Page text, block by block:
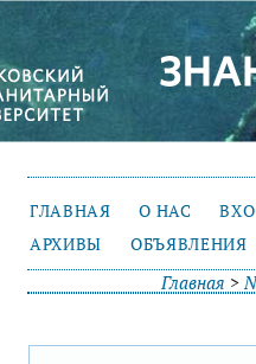
ГЛАВНАЯ О НАС
АРХИВЫ
ОБЪЯВЛЕНИЯ
Главная >